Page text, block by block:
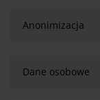
Anonimizacja
Dane osobowe